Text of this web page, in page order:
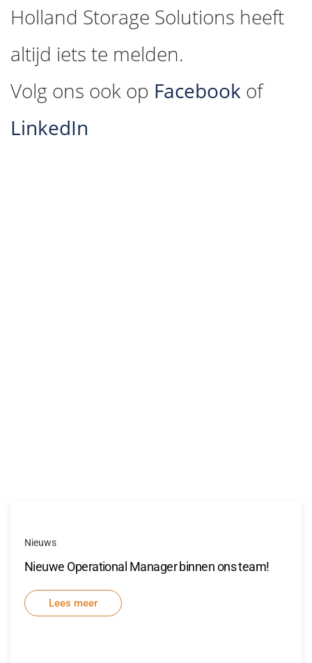
Holland Storage Solutions heeft
altijd iets te melden.
Volg ons ook op Facebook of
LinkedIn
Nieuws
Nieuwe Operational Manager binnen ons team!
Lees meer